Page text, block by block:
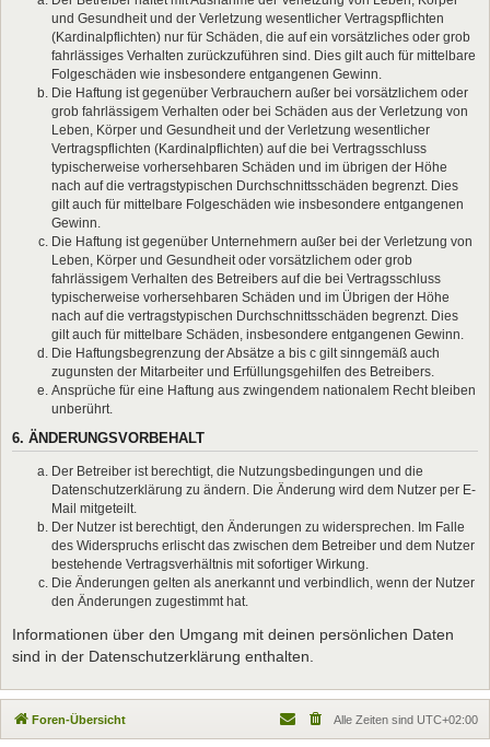
und Gesundheit und der Verletzung wesentlicher Vertragspflichten
(Kardinalpflichten) nur für Schäden, die auf ein vorsätzliches oder grob
fahrlässiges Verhalten zurückzuführen sind. Dies gilt auch für mittelbare
Folgeschäden wie insbesondere entgangenen Gewinn.
Die Haftung ist gegenüber Verbrauchern außer bei vorsätzlichem oder
grob fahrlässigem Verhalten oder bei Schäden aus der Verletzung von
Leben, Körper und Gesundheit und der Verletzung wesentlicher
Vertragspflichten (Kardinalpflichten) auf die bei Vertragsschluss
typischerweise vorhersehbaren Schäden und im übrigen der Höhe
nach auf die vertragstypischen Durchschnittsschäden begrenzt. Dies
gilt auch für mittelbare Folgeschäden wie insbesondere entgangenen
Gewinn.
Die Haftung ist gegenüber Unternehmern außer bei der Verletzung von
Leben, Körper und Gesundheit oder vorsätzlichem oder grob
fahrlässigem Verhalten des Betreibers auf die bei Vertragsschluss
typischerweise vorhersehbaren Schäden und im Übrigen der Höhe
nach auf die vertragstypischen Durchschnittsschäden begrenzt. Dies
gilt auch für mittelbare Schäden, insbesondere entgangenen Gewinn.
Die Haftungsbegrenzung der Absätze a bis c gilt sinngemäß auch
zugunsten der Mitarbeiter und Erfüllungsgehilfen des Betreibers.
Ansprüche für eine Haftung aus zwingendem nationalem Recht bleiben
unberührt.
6. ÄNDERUNGSVORBEHALT
Der Betreiber ist berechtigt, die Nutzungsbedingungen und die
Datenschutzerklärung zu ändern. Die Änderung wird dem Nutzer per E-
Mail mitgeteilt.
Der Nutzer ist berechtigt, den Änderungen zu widersprechen. Im Falle
des Widerspruchs erlischt das zwischen dem Betreiber und dem Nutzer
bestehende Vertragsverhältnis mit sofortiger Wirkung.
Die Änderungen gelten als anerkannt und verbindlich, wenn der Nutzer
den Änderungen zugestimmt hat.
Informationen über den Umgang mit deinen persönlichen Daten
sind in der Datenschutzerklärung enthalten.
Foren-Übersicht Alle Zeiten sind UTC+02:00